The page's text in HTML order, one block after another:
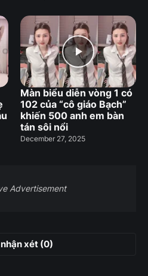
Màn biểu diễn vòng 1 có
102 của “cô giáo Bạch”
khiến 500 anh em bàn
tán sôi nổi
December 27, 2025
Advertisement
xét (0)